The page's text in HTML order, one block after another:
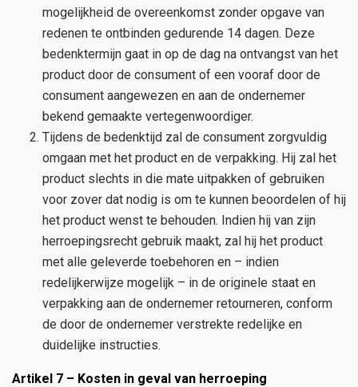
mogelijkheid de overeenkomst zonder opgave van
redenen te ontbinden gedurende 14 dagen. Deze
bedenktermijn gaat in op de dag na ontvangst van het
product door de consument of een vooraf door de
consument aangewezen en aan de ondernemer
bekend gemaakte vertegenwoordiger.
Tijdens de bedenktijd zal de consument zorgvuldig
omgaan met het product en de verpakking. Hij zal het
product slechts in die mate uitpakken of gebruiken
voor zover dat nodig is om te kunnen beoordelen of hij
het product wenst te behouden. Indien hij van zijn
herroepingsrecht gebruik maakt, zal hij het product
met alle geleverde toebehoren en – indien
redelijkerwijze mogelijk – in de originele staat en
verpakking aan de ondernemer retourneren, conform
de door de ondernemer verstrekte redelijke en
duidelijke instructies.
Artikel 7 – Kosten in geval van herroeping